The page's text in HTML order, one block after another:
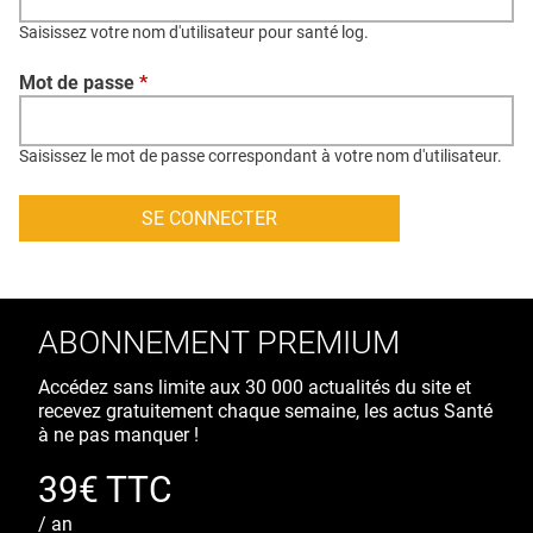
CONTACT
CRÉDITS
Saisissez votre nom d'utilisateur pour santé log.
Mot de passe *
Saisissez le mot de passe correspondant à votre nom d'utilisateur.
ABONNEMENT PREMIUM
Accédez sans limite aux 30 000 actualités du site et
recevez gratuitement chaque semaine, les actus Santé
à ne pas manquer !
39€ TTC
/ an